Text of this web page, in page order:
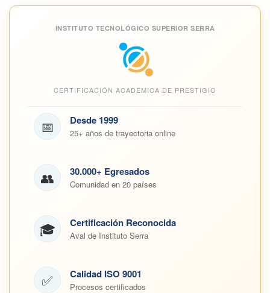
INSTITUTO TECNOLÓGICO SUPERIOR SERRA
CERTIFICACIÓN ACADÉMICA DE PRESTIGIO
📅 Desde 1999
25+ años de trayectoria online
👥 30.000+ Egresados
Comunidad en 20 países
🎓 Certificación Reconocida
Aval de Instituto Serra
✅ Calidad ISO 9001
Procesos certificados